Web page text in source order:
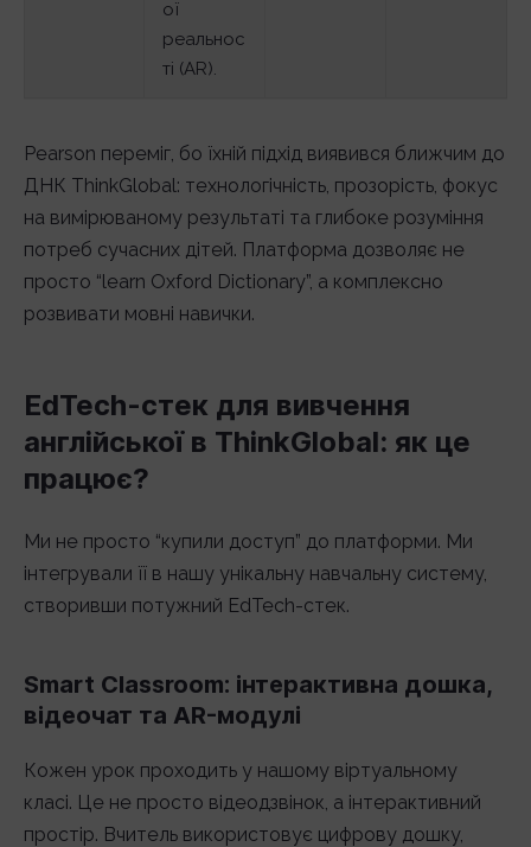
ої
реальнос
ті (AR).
Pearson переміг, бо їхній підхід виявився ближчим до
ДНК ThinkGlobal: технологічність, прозорість, фокус
на вимірюваному результаті та глибоке розуміння
потреб сучасних дітей. Платформа дозволяє не
просто “learn Oxford Dictionary”, а комплексно
розвивати мовні навички.
EdTech-стек для вивчення
англійської в ThinkGlobal: як це
працює?
Ми не просто “купили доступ” до платформи. Ми
інтегрували її в нашу унікальну навчальну систему,
створивши потужний EdTech-стек.
Smart Classroom: інтерактивна дошка,
відеочат та AR-модулі
Кожен урок проходить у нашому віртуальному
класі. Це не просто відеодзвінок, а інтерактивний
простір. Вчитель використовує цифрову дошку,